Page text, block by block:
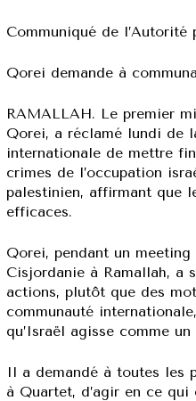
Communiqué de
Qorei demande à
RAMALLAH. Le premier
Qorei, a réclamé lundi de
internationale de mettre
crimes de l’occupation
palestinien, affirmant que
efficaces.
Qorei, pendant un
Cisjordanie à Ramallah, a
actions, plutôt que des
communauté
qu’Israël agisse comme
Il a demandé à toutes les
à Quartet, d’agir en ce qui